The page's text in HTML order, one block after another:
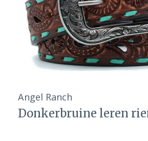
Angel Ranch
Donkerbruine leren